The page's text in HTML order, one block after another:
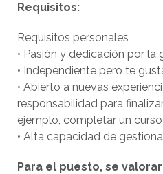
Requisitos:
Requisitos personales
• Pasión y dedicación por la
• Independiente pero te
• Abierto a nuevas
responsabilidad para
ejemplo, completar un
• Alta capacidad de
Para el puesto, se